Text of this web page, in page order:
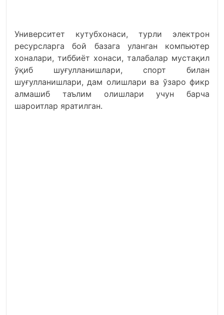
Университет кутубхонаси, турли электрон
ресурсларга бой базага уланган компьютер
хоналари, тиббиёт хонаси, талабалар мустақил
ўқиб шуғулланишлари, спорт билан
шуғулланишлари, дам олишлари ва ўзаро фикр
алмашиб таълим олишлари учун барча
шароитлар яратилган.